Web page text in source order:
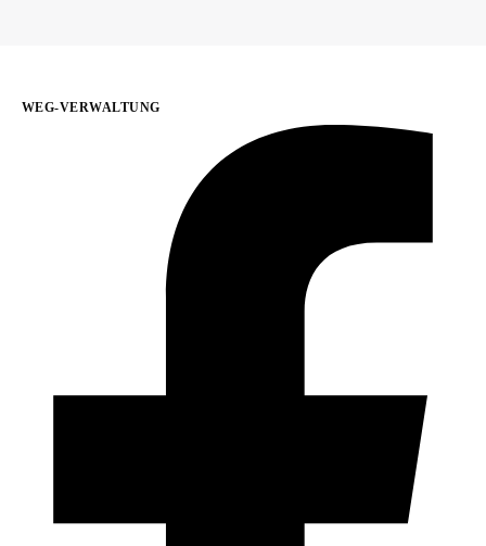
WEG-VERWALTUNG